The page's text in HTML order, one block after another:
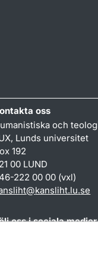
oss
och
Lunds universitet
192
00 LUND
222 00 00 (vxl)
@kansliht.lu.se
oss i sociala medier